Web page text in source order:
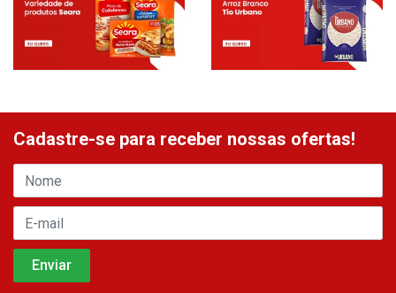
Cadastre-se para receber nossas ofertas!